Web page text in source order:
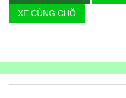
XE CÙNG CHỖ